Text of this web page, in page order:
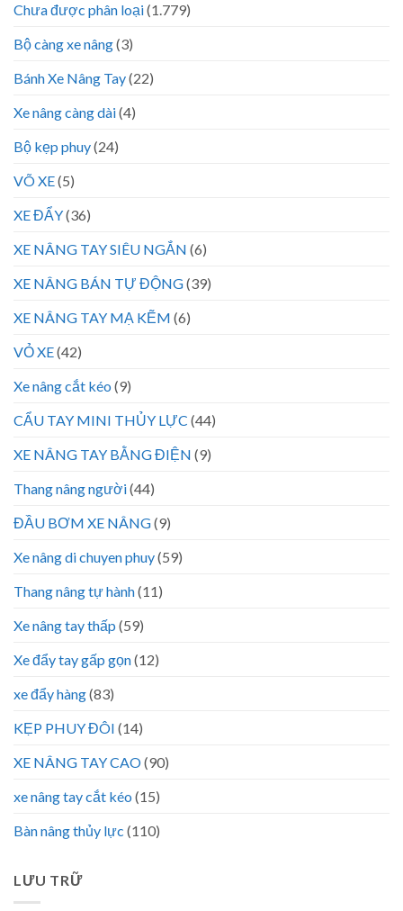
Chưa được phân loại(1.779)
Bộ càng xe nâng(3)
Bánh Xe Nâng Tay(22)
Xe nâng càng dài(4)
Bộ kẹp phuy(24)
VÕ XE(5)
XE ĐẨY(36)
XE NÂNG TAY SIÊU NGẮN (6)
XE NÂNG BÁN TỰ ĐỘNG(39)
XE NÂNG TAY MẠ KẼM (6)
VỎ XE(42)
Xe nâng cắt kéo (9)
CẨU TAY MINI THỦY LỰC (44)
XE NÂNG TAY BẰNG ĐIỆN (9)
Thang nâng người(44)
ĐẦU BƠM XE NÂNG(9)
Xe nâng di chuyen phuy(59)
Thang nâng tự hành(11)
Xe nâng tay thấp (59)
Xe đẩy tay gấp gọn(12)
xe đẩy hàng(83)
KẸP PHUY ĐÔI (14)
XE NÂNG TAY CAO(90)
xe nâng tay cắt kéo (15)
Bàn nâng thủy lực (110)
LƯU TRỮ